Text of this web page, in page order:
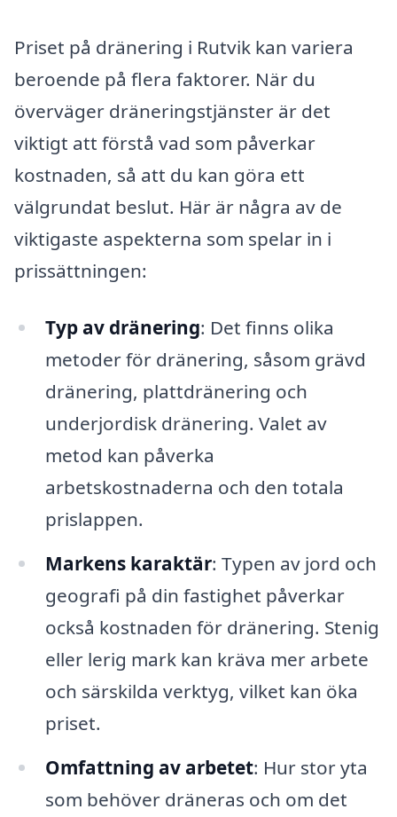
Priset på dränering i Rutvik kan variera
beroende på flera faktorer. När du
överväger dräneringstjänster är det
viktigt att förstå vad som påverkar
kostnaden, så att du kan göra ett
välgrundat beslut. Här är några av de
viktigaste aspekterna som spelar in i
prissättningen:
Typ av dränering: Det finns olika
metoder för dränering, såsom grävd
dränering, plattdränering och
underjordisk dränering. Valet av
metod kan påverka
arbetskostnaderna och den totala
prislappen.
Markens karaktär: Typen av jord och
geografi på din fastighet påverkar
också kostnaden för dränering. Stenig
eller lerig mark kan kräva mer arbete
och särskilda verktyg, vilket kan öka
priset.
Omfattning av arbetet: Hur stor yta
som behöver dräneras och om det